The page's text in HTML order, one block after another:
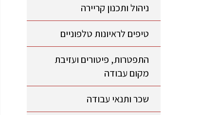
ניהול ותכנון קריירה
טיפים לראיונות טלפוניים
התפטרות, פיטורים ועזיבת
מקום עבודה
שכר ותנאי עבודה